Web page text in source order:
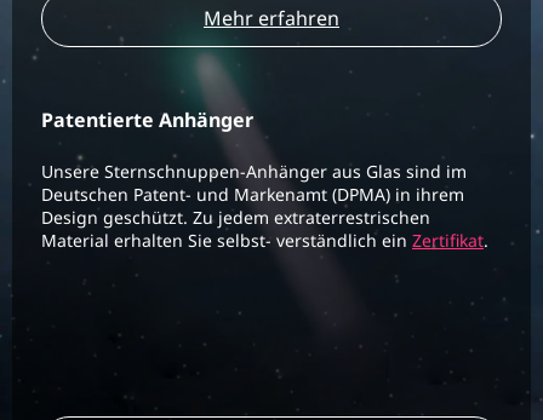
Mehr erfahren
Patentierte Anhänger
Unsere Sternschnuppen-Anhänger aus Glas sind im
Deutschen Patent- und Markenamt (DPMA) in ihrem
Design geschützt. Zu jedem extraterrestrischen
Material erhalten Sie selbst- verständlich ein Zertifikat.